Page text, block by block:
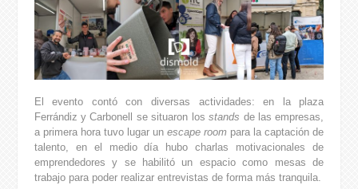
El evento contó con diversas actividades: en la plaza
Ferrándiz y Carbonell se situaron losstands de las empresas,
a primera hora tuvo lugar unescape room para la captación de
talento, en el medio día hubo charlas motivacionales de
emprendedores y se habilitó un espacio como mesas de
trabajo para poder realizar entrevistas de forma más tranquila.